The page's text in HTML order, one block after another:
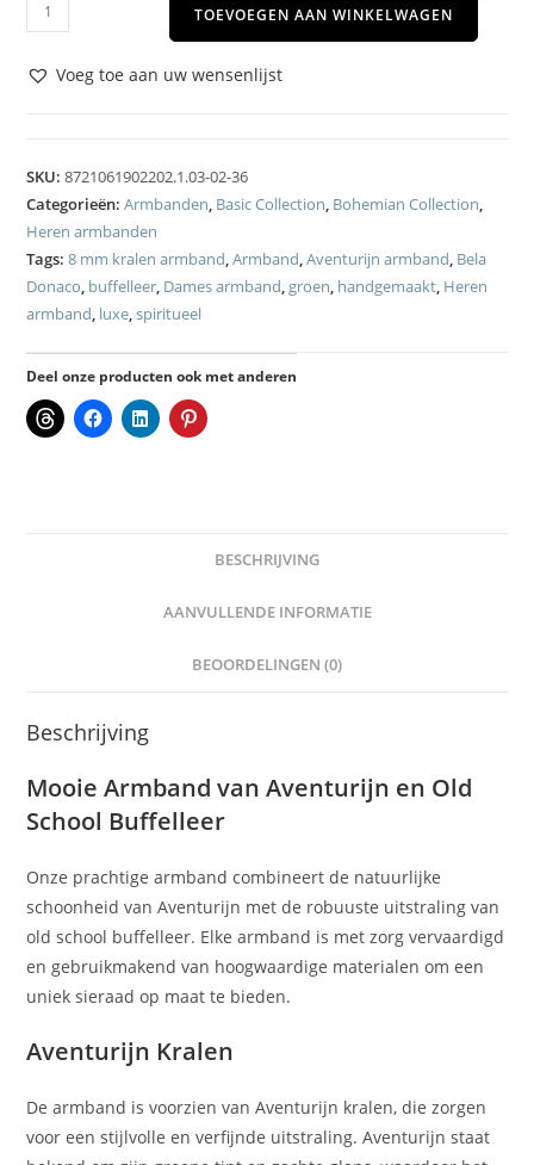
TOEVOEGEN AAN WINKELWAGEN
Voeg toe aan uw wensenlijst
SKU:8721061902202.1.03-02-36
Categorieën:Armbanden, Basic Collection, Bohemian Collection,
Heren armbanden
Tags:8 mm kralen armband,Armband,Aventurijn armband, Bela
Donaco, buffelleer, Dames armband, groen, handgemaakt, Heren
armband, luxe,spiritueel
Deel onze producten ook met anderen
BESCHRIJVING
AANVULLENDE INFORMATIE
BEOORDELINGEN (0)
Beschrijving
Mooie Armband van Aventurijn en Old
School Buffelleer
Onze prachtige armband combineert de natuurlijke
schoonheid van Aventurijn met de robuuste uitstraling van
old school buffelleer. Elke armband is met zorg vervaardigd
en gebruikmakend van hoogwaardige materialen om een
uniek sieraad op maat te bieden.
Aventurijn Kralen
De armband is voorzien van Aventurijn kralen, die zorgen
voor een stijlvolle en verfijnde uitstraling. Aventurijn staat